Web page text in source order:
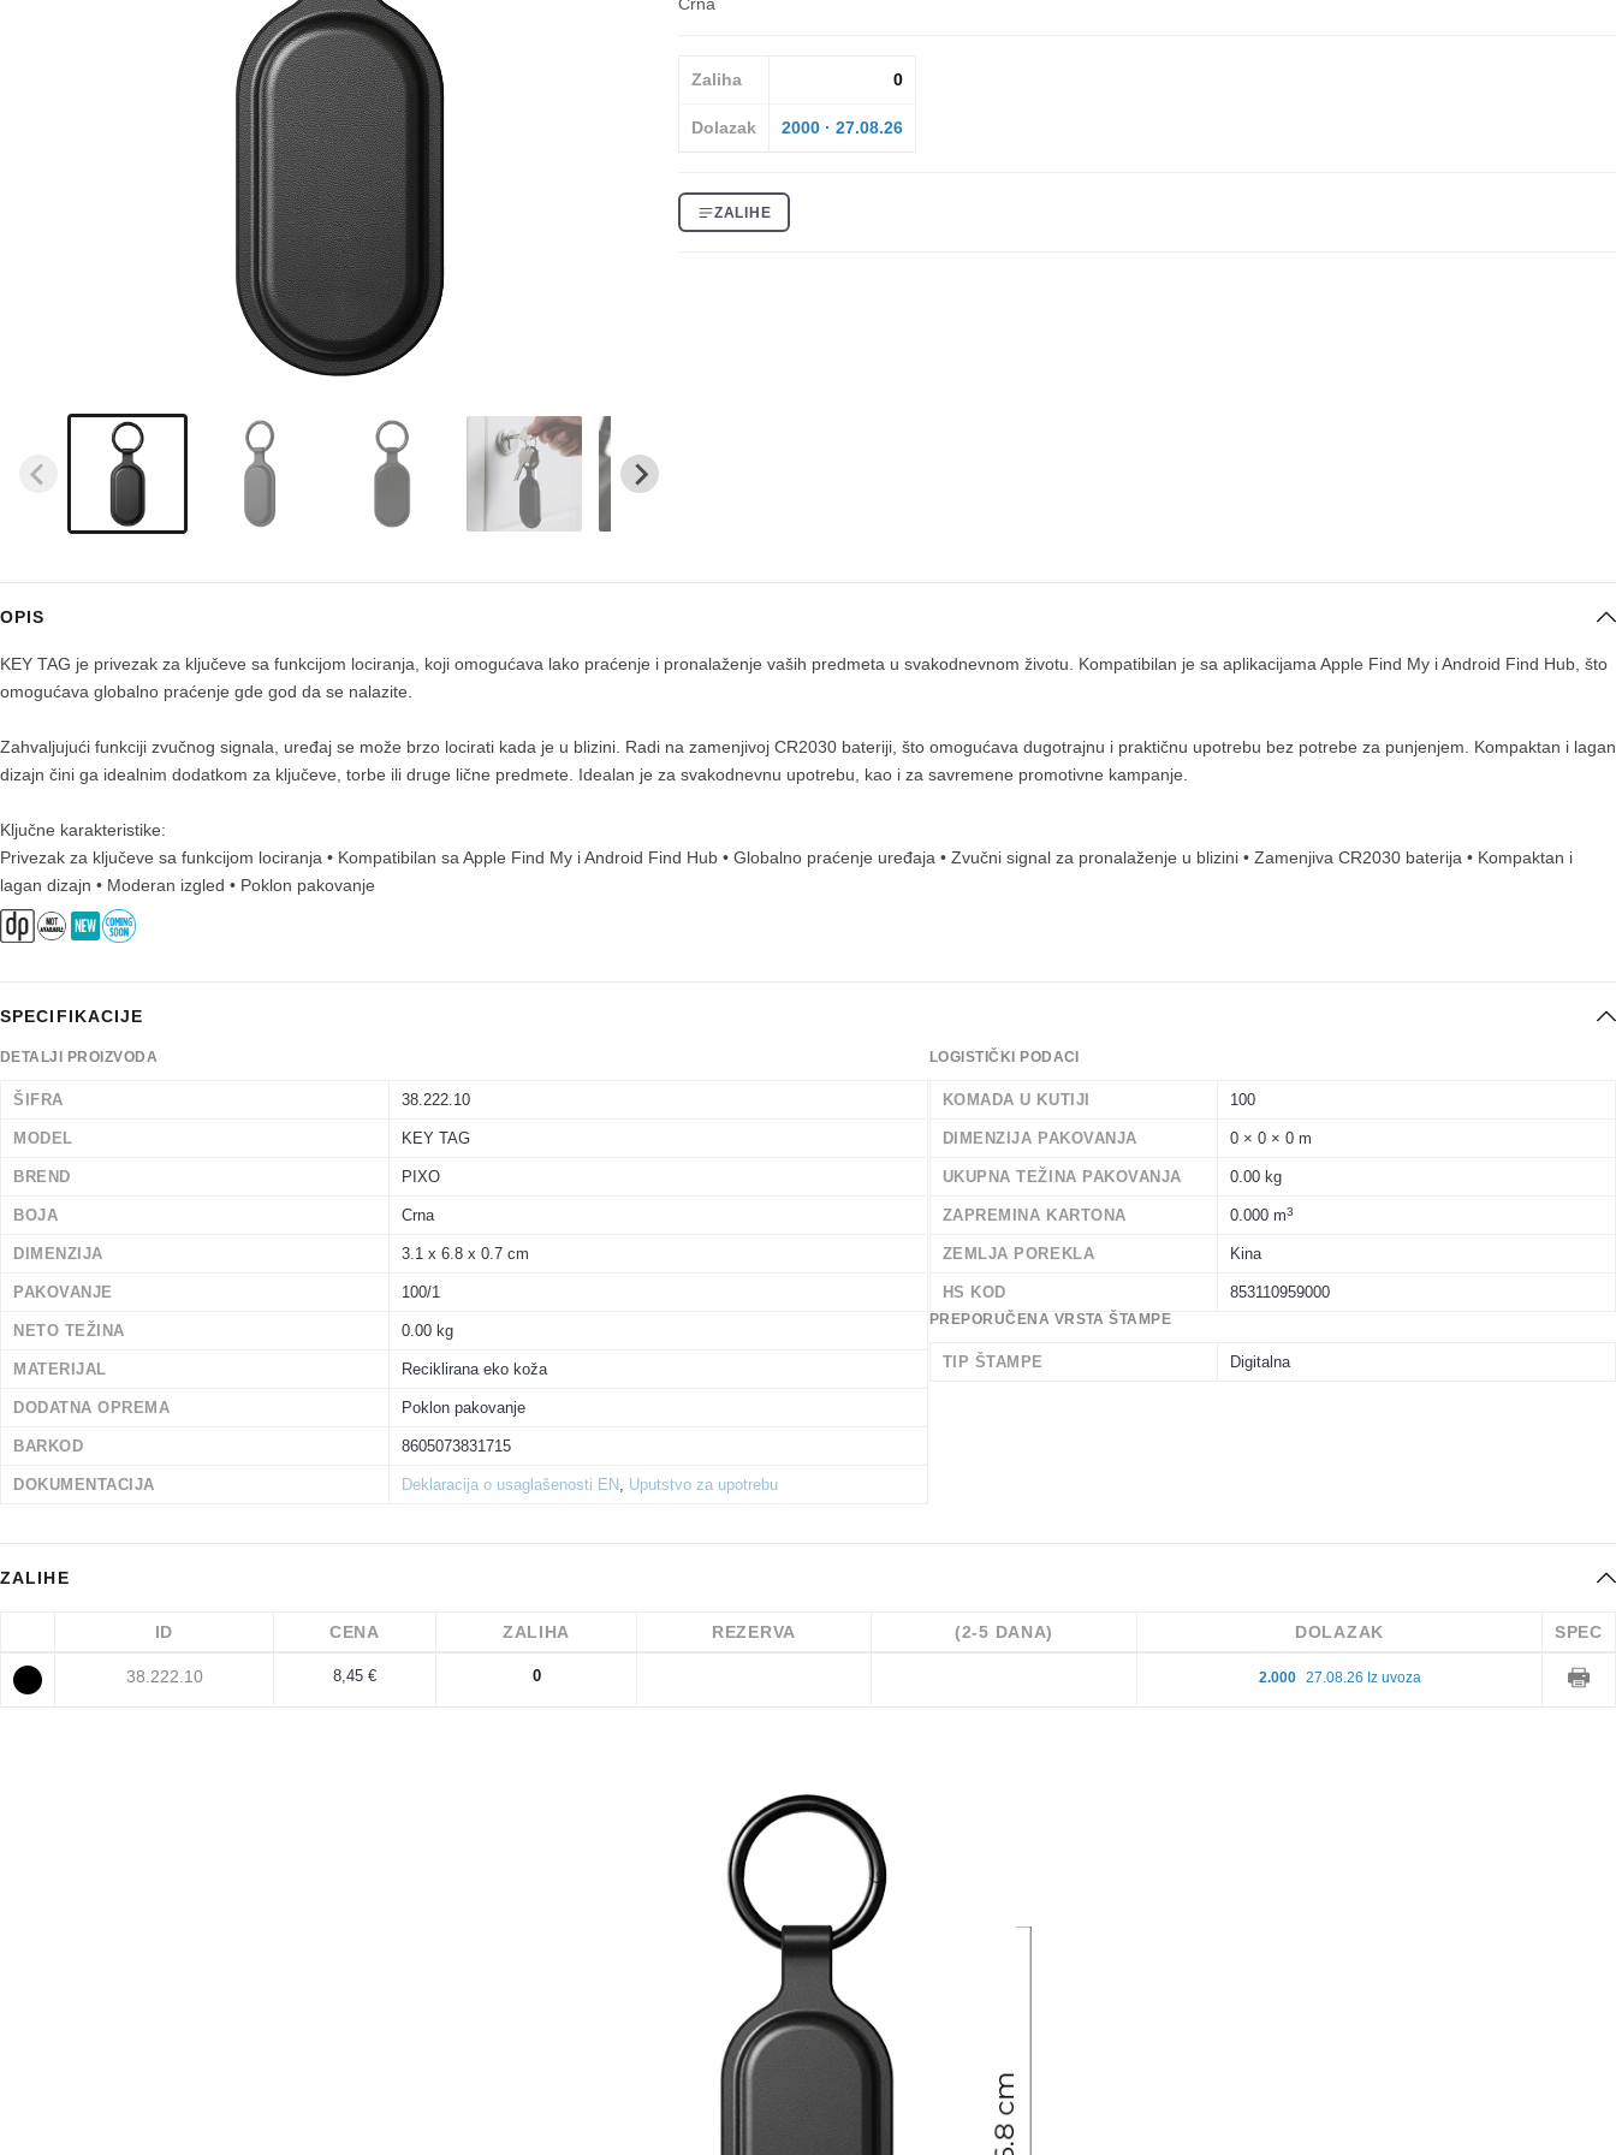
Zaliha 0
Dolazak 2000 · 27.08.26
ZALIHE
OPIS
KEY TAG je privezak za ključeve sa funkcijom lociranja, koji omogućava lako praćenje i pronalaženje vaših predmeta u svakodnevnom životu. Kompatibilan je sa aplikacijama Apple Find My i Android Find Hub, što
omogućava globalno praćenje gde god da se nalazite.
Zahvaljujući funkciji zvučnog signala, uređaj se može brzo locirati kada je u blizini. Radi na zamenjivoj CR2030 bateriji, što omogućava dugotrajnu i praktičnu upotrebu bez potrebe za punjenjem. Kompaktan i lagan
dizajn čini ga idealnim dodatkom za ključeve, torbe ili druge lične predmete. Idealan je za svakodnevnu upotrebu, kao i za savremene promotivne kampanje.
Ključne karakteristike:
Privezak za ključeve sa funkcijom lociranja • Kompatibilan sa Apple Find My i Android Find Hub • Globalno praćenje uređaja • Zvučni signal za pronalaženje u blizini • Zamenjiva CR2030 baterija • Kompaktan i
lagan dizajn • Moderan izgled • Poklon pakovanje
SPECIFIKACIJE
DETALJI PROIZVODA
ŠIFRA 38.222.10
MODEL KEY TAG
BREND PIXO
BOJA Crna
DIMENZIJA 3.1 x 6.8 x 0.7 cm
PAKOVANJE 100/1
NETO TEŽINA 0.00 kg
MATERIJAL Reciklirana eko koža
DODATNA OPREMA Poklon pakovanje
BARKOD 8605073831715
DOKUMENTACIJA Deklaracija o usaglašenosti EN, Uputstvo za upotrebu
LOGISTIČKI PODACI
KOMADA U KUTIJI 100
DIMENZIJA PAKOVANJA 0 × 0 × 0 m
UKUPNA TEŽINA PAKOVANJA 0.00 kg
ZAPREMINA KARTONA 0.000 m3
ZEMLJA POREKLA Kina
HS KOD 853110959000
PREPORUČENA VRSTA ŠTAMPE
TIP ŠTAMPE Digitalna
ZALIHE
ID CENA ZALIHA REZERVA (2-5 DANA) DOLAZAK SPEC
38.222.10 8,45 € 0 2.000 27.08.26 Iz uvoza